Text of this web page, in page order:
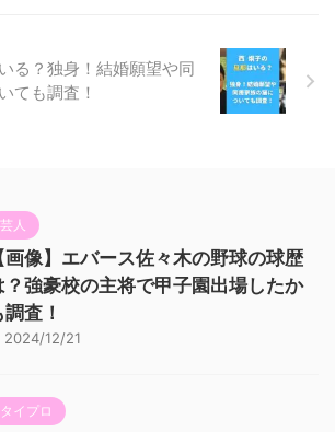
る？独身！結婚願望や同
ても調査！
芸人
画像】エバース佐々木の野球の球歴
？強豪校の主将で甲子園出場したか
調査！
2024/12/21
タイプロ